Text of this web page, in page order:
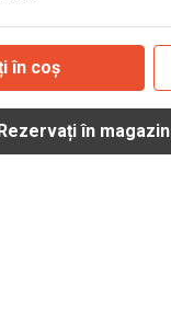
în coș
în magazin